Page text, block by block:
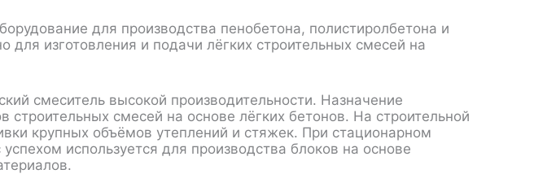
для производства пенобетона, полистиролбетона и
для изготовления и подачи лёгких строительных смесей на
смеситель высокой производительности. Назначение
смесей на основе лёгких бетонов. На строительной
крупных объёмов утеплений и стяжек. При стационарном
используется для производства блоков на основе